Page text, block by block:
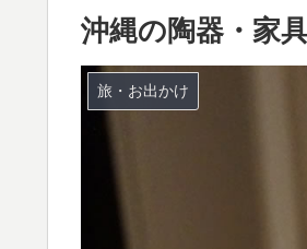
沖縄の陶器・家
旅・お出かけ